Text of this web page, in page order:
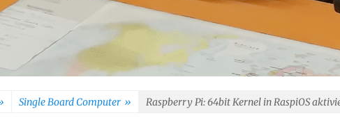
Single Board Computer » Raspberry Pi: 64bit Kernel in RaspiOS